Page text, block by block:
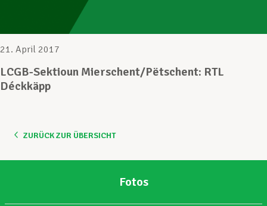
Unterstützung im Arbeitsalltag
Ihre Rechte
Unterstützung im Privatleben
Berufliche Weiterentwicklung
21. April 2017
LCGB-Sektioun Mierschent/Pëtschent: RTL
Déckkäpp
ZURÜCK ZUR ÜBERSICHT
Fotos